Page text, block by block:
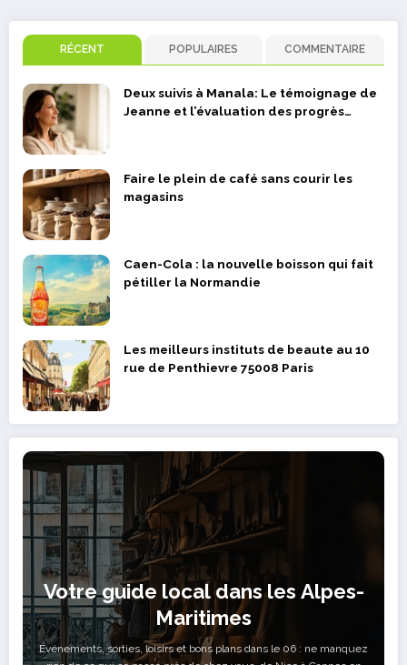
RÉCENT POPULAIRES COMMENTAIRE
Deux suivis à Manala: Le témoignage de
Jeanne et l’évaluation des progrès
Faire le plein de café sans courir les
magasins
Caen-Cola : la nouvelle boisson qui fait
pétiller la Normandie
Les meilleurs instituts de beaute au 10
rue de Penthievre 75008 Paris
Votre guide local dans les Alpes-
Maritimes
Événements, sorties, loisirs et bons plans dans le 06 : ne manquez